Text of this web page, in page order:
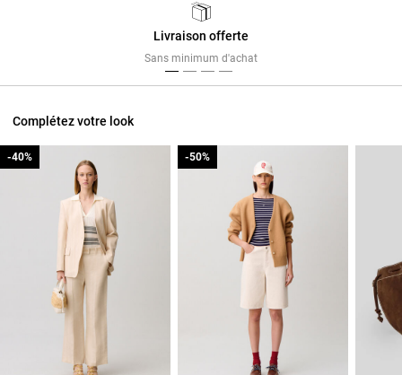
Livraison offerte
Sans minimum d'achat
Complétez votre look
-40%
-40% -50%
-50%